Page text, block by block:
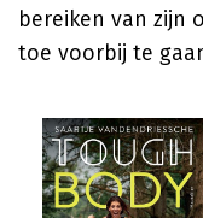
bereiken van zijn
toe voorbij te